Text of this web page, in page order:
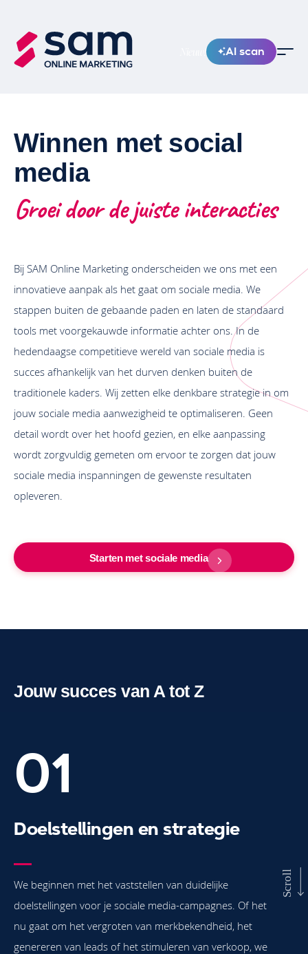
Nieuw! AI scan
Winnen met social
media
Groei door de juiste interacties
Bij SAM Online Marketing onderscheiden we ons met een
innovatieve aanpak als het gaat om sociale media. We
stappen buiten de gebaande paden en laten de standaard
tools met voorgekauwde informatie achter ons. In de
hedendaagse competitieve wereld van sociale media is
succes afhankelijk van het durven denken buiten de
traditionele kaders. Wij zetten elke denkbare strategie in om
jouw sociale media aanwezigheid te optimaliseren. Geen
detail wordt over het hoofd gezien, en elke aanpassing
wordt zorgvuldig gemeten om ervoor te zorgen dat jouw
sociale media inspanningen de gewenste resultaten
opleveren.
Starten met sociale media
Jouw succes van A tot Z
Doelstellingen en strategie
We beginnen met het vaststellen van duidelijke
doelstellingen voor je sociale media-campagnes. Of het
nu gaat om het vergroten van merkbekendheid, het
genereren van leads of het stimuleren van verkoop, we